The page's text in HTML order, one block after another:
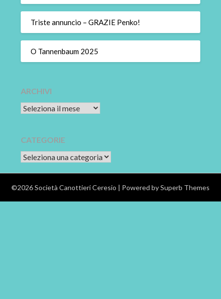
Triste annuncio – GRAZIE Penko!
O Tannenbaum 2025
ARCHIVI
Archivi
CATEGORIE
CATEGORIE
©2026 Società Canottieri Ceresio | Powered bySuperb Themes